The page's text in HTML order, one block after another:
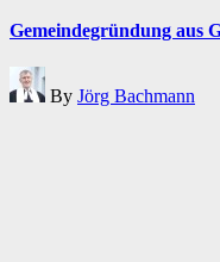
Gemeindegründung aus
Posted
by
By Jörg Bachmann